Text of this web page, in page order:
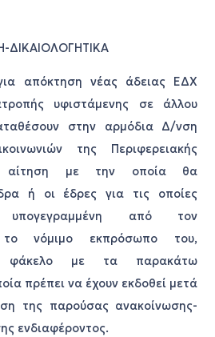
ΔΙΚΑΙΟΛΟΓΗΤΙΚΑ
απόκτηση νέας άδειας ΕΔΧ
υφιστάμενης σε άλλου
στην αρμόδια Δ/νση
της Περιφερειακής
αίτηση με την οποία θα
ή οι έδρες για τις οποίες
υπογεγραμμένη από τον
το νόμιμο εκπρόσωπο του,
φάκελο με τα παρακάτω
πρέπει να έχουν εκδοθεί μετά
της παρούσας ανακοίνωσης-
ενδιαφέροντος.